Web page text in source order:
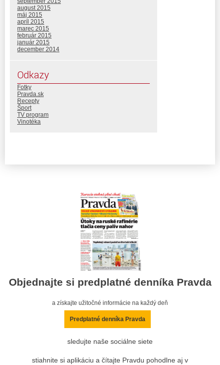
august 2015
máj 2015
apríl 2015
marec 2015
február 2015
január 2015
december 2014
Odkazy
Fotky
Pravda.sk
Recepty
Šport
TV program
Vinotéka
Objednajte si predplatné denníka Pravda
a získajte užitočné informácie na každý deň
Predplatné denníka Pravda
sledujte naše sociálne siete
stiahnite si aplikáciu a čítajte Pravdu pohodlne aj v